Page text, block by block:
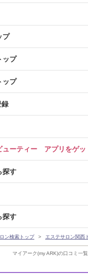
マイアーク(my ARK)の口コミ一覧
プ
ップ
ップ
録
ューティー アプリをゲッ
探す
探す
ン検索トップ エステサロン関西